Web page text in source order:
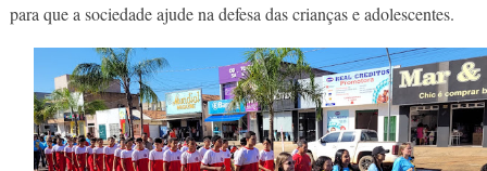
para que a sociedade ajude na defesa das crianças e adolescentes.